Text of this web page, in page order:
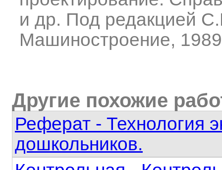
и др. Под редакцией
Машиностроение,
Другие похожие
Реферат - Технология
дошкольников.